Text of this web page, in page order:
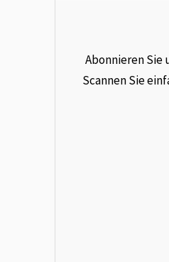
Abonnieren Sie
Scannen Sie